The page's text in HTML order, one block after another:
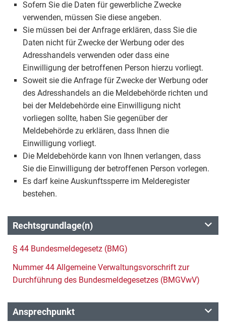
Sofern Sie die Daten für gewerbliche Zwecke
verwenden, müssen Sie diese angeben.
Sie müssen bei der Anfrage erklären, dass Sie die
Daten nicht für Zwecke der Werbung oder des
Adresshandels verwenden oder dass eine
Einwilligung der betroffenen Person hierzu vorliegt.
Soweit sie die Anfrage für Zwecke der Werbung oder
des Adresshandels an die Meldebehörde richten und
bei der Meldebehörde eine Einwilligung nicht
vorliegen sollte, haben Sie gegenüber der
Meldebehörde zu erklären, dass Ihnen die
Einwilligung vorliegt.
Die Meldebehörde kann von Ihnen verlangen, dass
Sie die Einwilligung der betroffenen Person vorlegen.
Es darf keine Auskunftssperre im Melderegister
bestehen.
Rechtsgrundlage(n)
§ 44 Bundesmeldegesetz (BMG)
Nummer 44 Allgemeine Verwaltungsvorschrift zur
Durchführung des Bundesmeldegesetzes (BMGVwV)
Ansprechpunkt